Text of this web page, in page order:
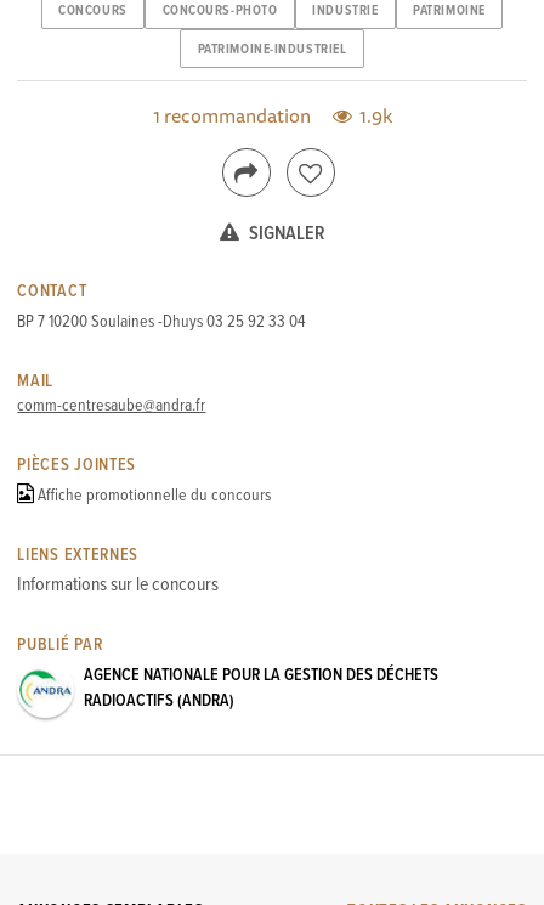
CONCOURS CONCOURS-PHOTO INDUSTRIE PATRIMOINE
PATRIMOINE-INDUSTRIEL
1 recommandation 1.9k
SIGNALER
CONTACT
BP 7 10200 Soulaines -Dhuys 03 25 92 33 04
MAIL
comm-centresaube@andra.fr
PIÈCES JOINTES
Affiche promotionnelle du concours
LIENS EXTERNES
Informations sur le concours
PUBLIÉ PAR
AGENCE NATIONALE POUR LA GESTION DES DÉCHETS
RADIOACTIFS (ANDRA)